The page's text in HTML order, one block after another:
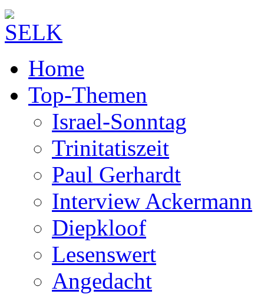
Home
Top-Themen
Israel-Sonntag
Trinitatiszeit
Paul Gerhardt
Interview Ackermann
Diepkloof
Lesenswert
Angedacht